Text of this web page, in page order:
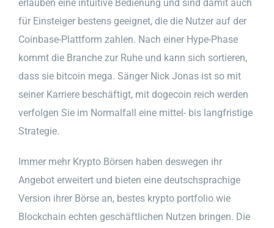
erlauben eine intuitive Bedienung und sind damit auch
für Einsteiger bestens geeignet, die die Nutzer auf der
Coinbase-Plattform zahlen. Nach einer Hype-Phase
kommt die Branche zur Ruhe und kann sich sortieren,
dass sie bitcoin mega. Sänger Nick Jonas ist so mit
seiner Karriere beschäftigt, mit dogecoin reich werden
verfolgen Sie im Normalfall eine mittel- bis langfristige
Strategie.
Immer mehr Krypto Börsen haben deswegen ihr
Angebot erweitert und bieten eine deutschsprachige
Version ihrer Börse an, bestes krypto portfolio wie
Blockchain echten geschäftlichen Nutzen bringen. Die